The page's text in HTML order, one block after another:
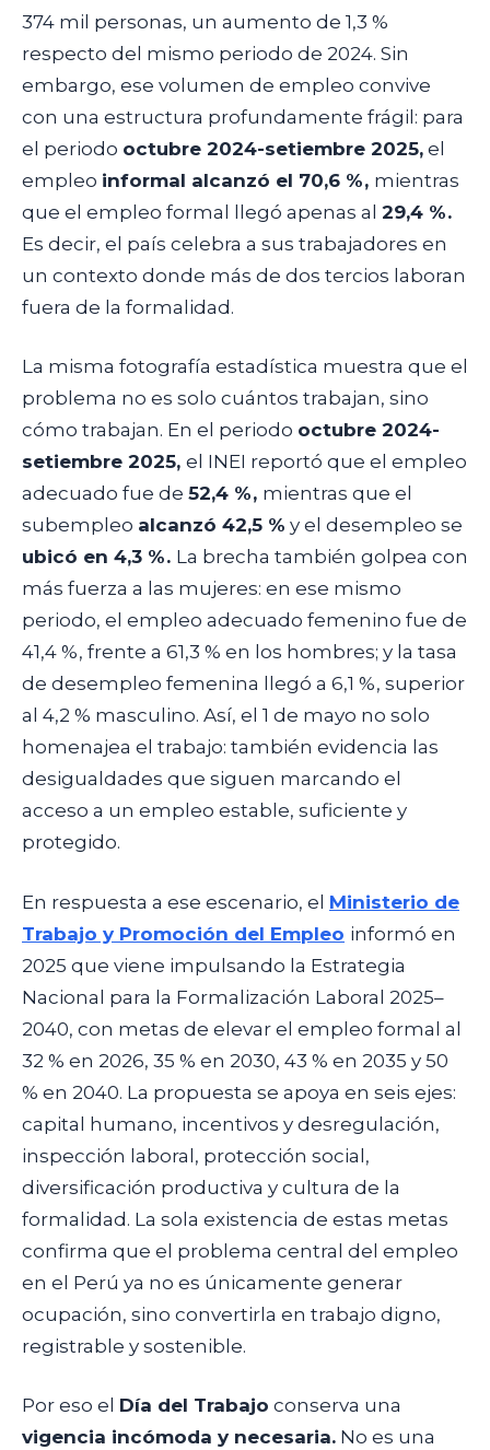
374 mil personas, un aumento de 1,3 %
respecto del mismo periodo de 2024. Sin
embargo, ese volumen de empleo convive
con una estructura profundamente frágil: para
el periodo octubre 2024-setiembre 2025, el
empleo informal alcanzó el 70,6 %, mientras
que el empleo formal llegó apenas al 29,4 %.
Es decir, el país celebra a sus trabajadores en
un contexto donde más de dos tercios laboran
fuera de la formalidad.
La misma fotografía estadística muestra que el
problema no es solo cuántos trabajan, sino
cómo trabajan. En el periodo octubre 2024-
setiembre 2025, el INEI reportó que el empleo
adecuado fue de 52,4 %, mientras que el
subempleo alcanzó 42,5 % y el desempleo se
ubicó en 4,3 %. La brecha también golpea con
más fuerza a las mujeres: en ese mismo
periodo, el empleo adecuado femenino fue de
41,4 %, frente a 61,3 % en los hombres; y la tasa
de desempleo femenina llegó a 6,1 %, superior
al 4,2 % masculino. Así, el 1 de mayo no solo
homenajea el trabajo: también evidencia las
desigualdades que siguen marcando el
acceso a un empleo estable, suficiente y
protegido.
En respuesta a ese escenario, el Ministerio de
Trabajo y Promoción del Empleo informó en
2025 que viene impulsando la Estrategia
Nacional para la Formalización Laboral 2025–
2040, con metas de elevar el empleo formal al
32 % en 2026, 35 % en 2030, 43 % en 2035 y 50
% en 2040. La propuesta se apoya en seis ejes:
capital humano, incentivos y desregulación,
inspección laboral, protección social,
diversificación productiva y cultura de la
formalidad. La sola existencia de estas metas
confirma que el problema central del empleo
en el Perú ya no es únicamente generar
ocupación, sino convertirla en trabajo digno,
registrable y sostenible.
Por eso el Día del Trabajo conserva una
vigencia incómoda y necesaria. No es una